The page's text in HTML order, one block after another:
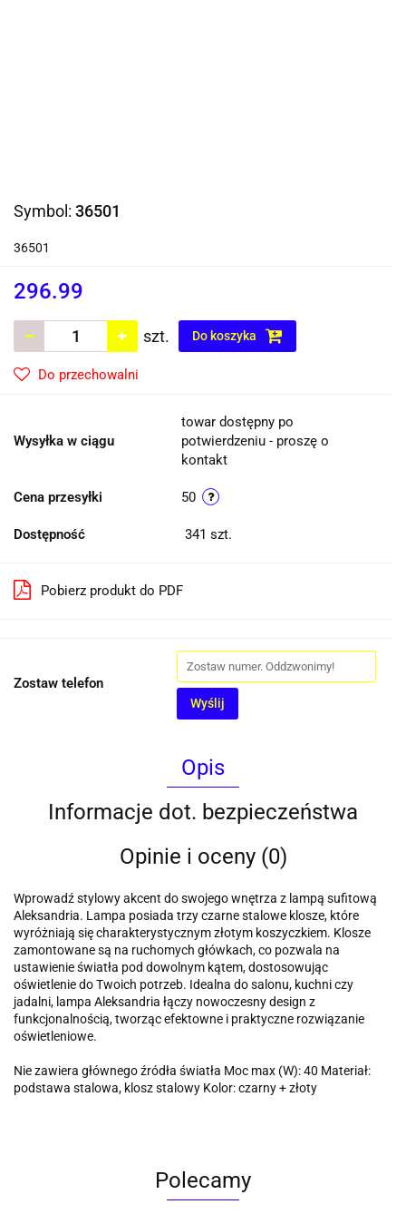
Symbol: 36501
36501
296.99
szt. Do koszyka
Do przechowalni
Wysyłka w ciągu
towar dostępny po
potwierdzeniu - proszę o
kontakt
Cena przesyłki 50
Dostępność 341 szt.
Pobierz produkt do PDF
Zostaw telefon
Wyślij
Opis
Informacje dot. bezpieczeństwa
Opinie i oceny (0)
Wprowadź stylowy akcent do swojego wnętrza z lampą sufitową
Aleksandria. Lampa posiada trzy czarne stalowe klosze, które
wyróżniają się charakterystycznym złotym koszyczkiem. Klosze
zamontowane są na ruchomych główkach, co pozwala na
ustawienie światła pod dowolnym kątem, dostosowując
oświetlenie do Twoich potrzeb. Idealna do salonu, kuchni czy
jadalni, lampa Aleksandria łączy nowoczesny design z
funkcjonalnością, tworząc efektowne i praktyczne rozwiązanie
oświetleniowe.
Nie zawiera głównego źródła światła Moc max (W): 40 Materiał:
podstawa stalowa, klosz stalowy Kolor: czarny + złoty
Polecamy